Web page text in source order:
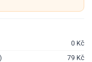
0 Kč
79 Kč